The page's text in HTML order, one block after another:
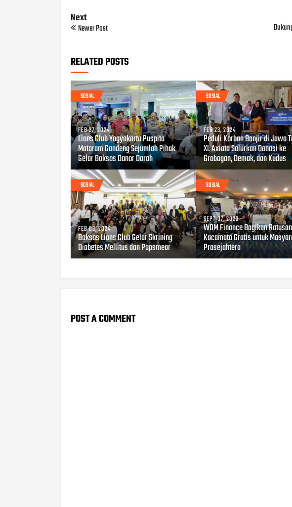
Next
Newer Post
RELATED POSTS
SOSIAL
FEB 27, 2024
Lions Club Yogyakarta Puspita
Mataram Gandeng Sejumlah Pihak
Gelar Baksos Donor Darah
SOSIAL
FEB 23, 2024
Peduli Korban Banjir di Jawa
XL Axiata Salurkan Donasi ke
Grobogan, Demak, dan Kudus
SOSIAL
FEB 03, 2024
Baksos Lions Club Gelar Skrining
Diabetes Mellitus dan Papsmear
SOSIAL
SEPT 07, 2023
WOM Finance Bagikan Ratusan
Kacamata Gratis untuk
Prasejahtera
POST A COMMENT